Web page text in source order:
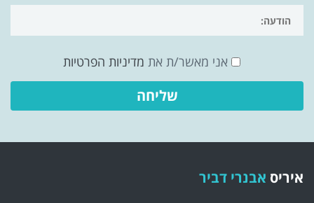
אני מאשר/ת את מדיניות הפרטיות
איריס אבנרי דביר